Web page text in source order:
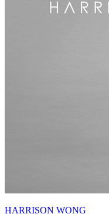
HARRISON WONG